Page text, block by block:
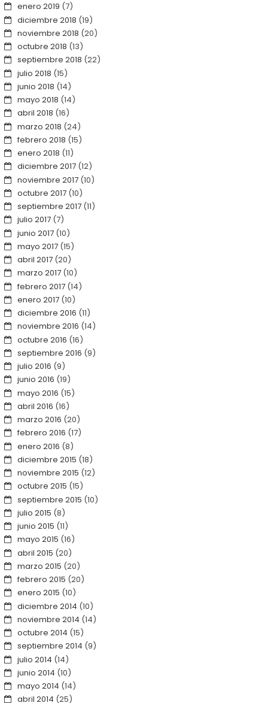
enero 2019 (7)
diciembre 2018 (19)
noviembre 2018 (20)
octubre 2018 (13)
septiembre 2018 (22)
julio 2018 (15)
junio 2018 (14)
mayo 2018 (14)
abril 2018 (16)
marzo 2018 (24)
febrero 2018 (15)
enero 2018 (11)
diciembre 2017(12)
noviembre 2017(10)
octubre 2017(10)
septiembre 2017(11)
julio 2017(7)
junio 2017(10)
mayo 2017(15)
abril 2017(20)
marzo 2017(10)
febrero 2017(14)
enero 2017(10)
diciembre 2016 (11)
noviembre 2016 (14)
octubre 2016 (16)
septiembre 2016 (9)
julio 2016 (9)
junio 2016 (19)
mayo 2016 (15)
abril 2016 (16)
marzo 2016 (20)
febrero 2016 (17)
enero 2016 (8)
diciembre 2015 (18)
noviembre 2015 (12)
octubre 2015 (15)
septiembre 2015 (10)
julio 2015 (8)
junio 2015 (11)
mayo 2015 (16)
abril 2015 (20)
marzo 2015 (20)
febrero 2015 (20)
enero 2015 (10)
diciembre 2014 (10)
noviembre 2014 (14)
octubre 2014 (15)
septiembre 2014 (9)
julio 2014 (14)
junio 2014 (10)
mayo 2014 (14)
abril 2014 (25)